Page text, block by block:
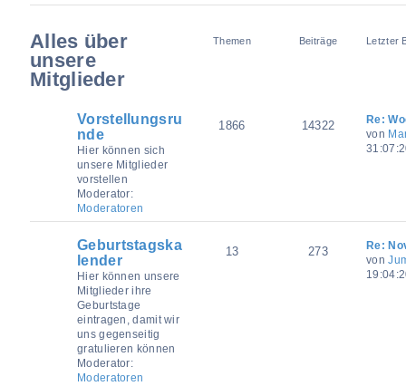
Alles über
unsere
Mitglieder
Themen Beiträge Letzter
Vorstellungsru
nde
Hier können sich
unsere Mitglieder
vorstellen
Moderator:
Moderatoren
1866 14322
Re:
von
Geburtstagska
lender
Hier können unsere
Mitglieder ihre
Geburtstage
eintragen, damit wir
uns gegenseitig
gratulieren können
Moderator:
Moderatoren
13 273
Re:
von